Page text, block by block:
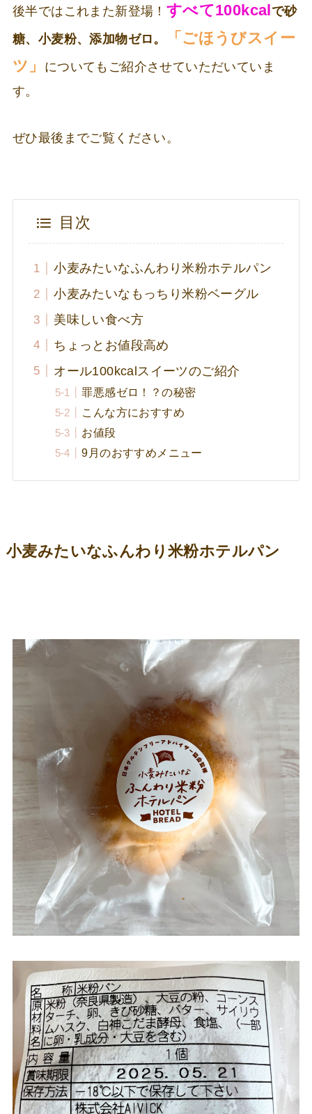
後半ではこれまた新登場！ すべて100kcalで砂
糖、小麦粉、添加物ゼロ。
「ごほうびスイー
ツ」
についてもご紹介させていただいていま
す。
ぜひ最後までご覧ください。
目次
小麦みたいなふんわり米粉ホテルパン
小麦みたいなもっちり米粉ベーグル
美味しい食べ方
ちょっとお値段高め
オール100kcalスイーツのご紹介
罪悪感ゼロ！？の秘密
こんな方におすすめ
お値段
9月のおすすめメニュー
小麦みたいなふんわり米粉ホテルパン